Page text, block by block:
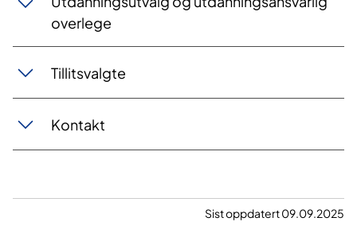
overlege
Tillitsvalgte
Kontakt
Sist oppdatert 09.09.2025